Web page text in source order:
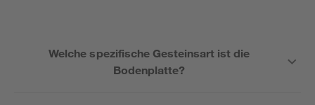
Welche spezifische Gesteinsart ist die
Bodenplatte?